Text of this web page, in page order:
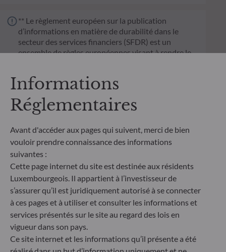
** Le règlement européen sur la publication
d’informations en matière de durabilité dans le
secteur des services financiers (SFDR) est un
ensemble de règles européennes visant à rendre le
investisseurs finaux. Article 6 : L'équipe de gestion
les effets négatifs des décisions d'investissement
sur les facteurs de durabilité dans le processus de
décision d'investissement. Article 8 : L'équipe de
gestion traite les risques de durabilité en intégrant
des critères ESG (Environnement et/ou Social et/ou
Gouvernance) dans son processus de décision
d'investissement. Article 9 : L'équipe de gestion suit
un objectif d'investissement durable strict qui
contribue de manière significative aux défis de la
transition écologique, et traite les risques de
durabilité par le biais de notations fournies par le
fournisseur externe de données ESG de la société
de gestion
Informations
Réglementaires
Avant d'accéder aux pages qui suivent, merci de bien
vouloir prendre connaissance des informations
suivantes :
Cette page internet du site est destinée aux résidents
Luxembourgeois. Il appartient à l’investisseur de
s’assurer qu’il est juridiquement autorisé à se connecter
à ces pages et à utiliser et consulter les informations et
services présentés sur le site au regard des lois en
vigueur dans son pays.
Ce site internet et les informations qu’il présente a été